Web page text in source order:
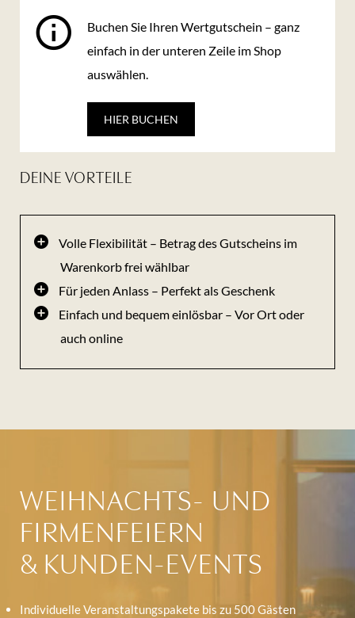
Buchen Sie Ihren Wertgutschein – ganz
einfach in der unteren Zeile im Shop
auswählen.
HIER BUCHEN
DEINE VORTEILE
Volle Flexibilität – Betrag des Gutscheins im
Warenkorb frei wählbar
Für jeden Anlass – Perfekt als Geschenk
Einfach und bequem einlösbar – Vor Ort oder
auch online
WEIHNACHTS- UND
FIRMENFEIERN
& KUNDEN-EVENTS
Individuelle Veranstaltungspakete bis zu 500 Gästen